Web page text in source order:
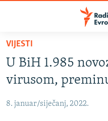
Pređite
glavni
sadržaj
na
KOSOVO
VIJESTI
U BiH 1.985
virusom,
8. januar/siječanj, 2022.